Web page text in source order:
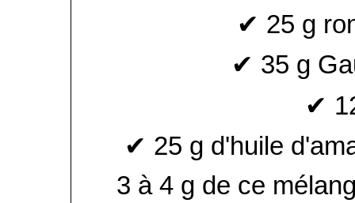
✔ 25 g
✔ 35 g
✔
✔ 25 g d'huile
3 à 4 g de ce